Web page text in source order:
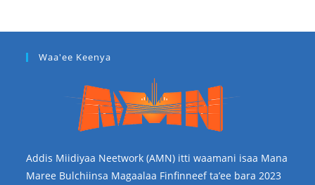
Waa'ee Keenya
Addis Miidiyaa Neetwork (AMN) itti waamani isaa Mana
Maree Bulchiinsa Magaalaa Finfinneef ta’ee bara 2023